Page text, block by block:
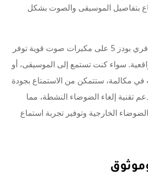
بتفاصيل الموسيقى والصوت بشكل
تحتوي سماعة هواوي فري بودز 5 على مكبرات صوت قوية توفر
سواء كنت تستمع إلى الموسيقى، أو
في مكالمة، ستتمكن من الاستمتاع بجودة
تقنية إلغاء الضوضاء النشطة، مما
الخارجية وتوفير تجربة استماع